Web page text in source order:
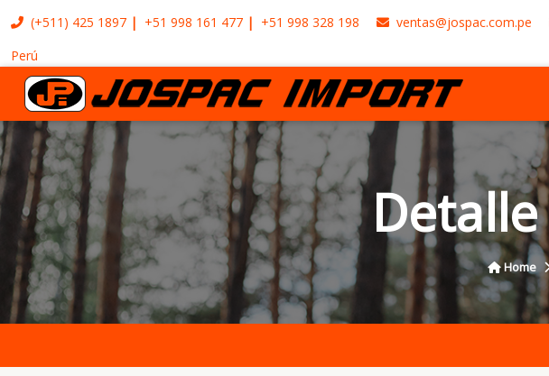
(+511) 425 1897 +51 998 161 477 +51 998 328 198 ventas@jospac.com.pe
Perú
Home